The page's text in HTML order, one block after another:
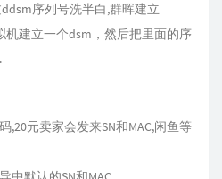
序列号洗半白,群晖建立
机建立一个dsm，然后把里面的序
,20元卖家会发来SN和MAC,闲鱼等